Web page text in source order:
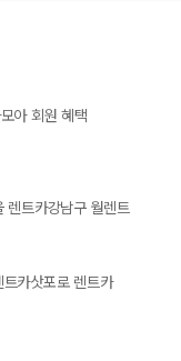
아 회원 혜택
렌트카강남구 월렌트
트카삿포로 렌트카